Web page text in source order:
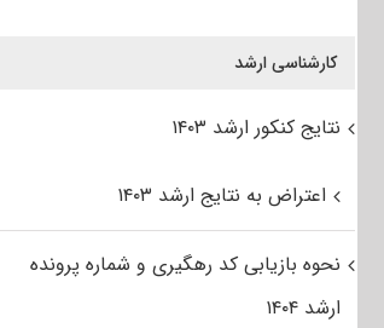
کارشناسی ارشد
نتایج کنکور ارشد ۱۴۰۳
اعتراض به نتایج ارشد ۱۴۰۳
نحوه بازیابی کد رهگیری و شماره پرونده
ارشد ۱۴۰۴